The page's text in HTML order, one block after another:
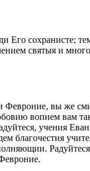
Его сохранисте;
святыя и
Февроние, вы же
вопием вам
учения